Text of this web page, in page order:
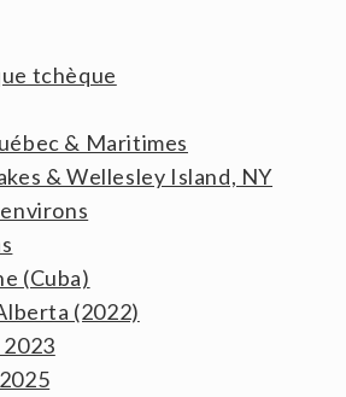
tchèque
& Maritimes
& Wellesley Island, NY
(Cuba)
(2022)